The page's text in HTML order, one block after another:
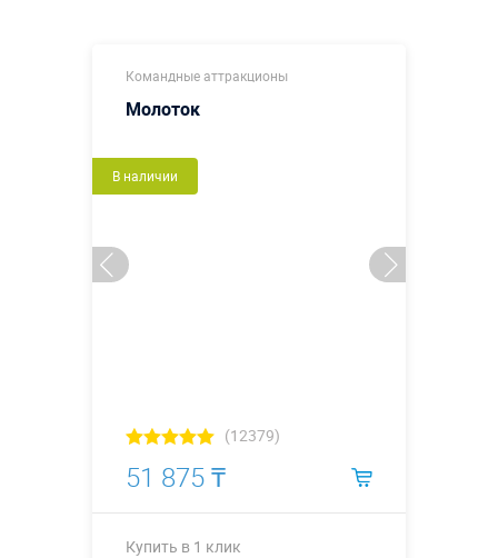
Командные аттракционы
Молоток
В наличии
(12379)
51 875 ₸
Купить в 1 клик